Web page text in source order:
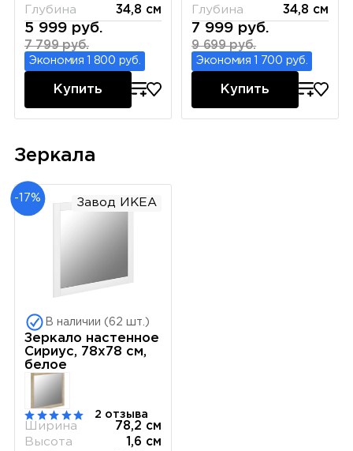
Глубина
34,8 см
5 999 руб.
7 799 руб.
Экономия 1 800 руб.
Купить
Глубина
34,8 см
7 999 руб.
9 699 руб.
Экономия 1 700 руб.
Купить
Зеркала
-17% Завод ИКЕА
В наличии (62 шт.)
Зеркало настенное
Сириус, 78х78 см,
белое
2 отзыва
Ширина
78,2 см
Высота
1,6 см